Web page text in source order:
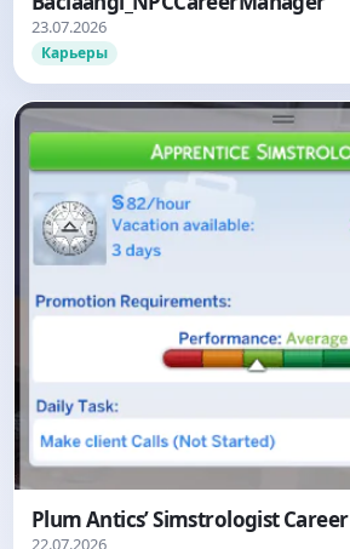
23.07.2026
Карьеры
Plum Antics’ Simstrologist Career
22.07.2026